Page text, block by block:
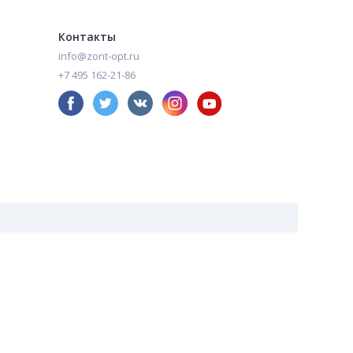
Контакты
info@zont-opt.ru
+7 495 162-21-86